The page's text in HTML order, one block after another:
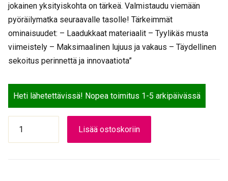
jokainen yksityiskohta on tärkeä. Valmistaudu viemään
pyöräilymatka seuraavalle tasolle! Tärkeimmät
ominaisuudet: – Laadukkaat materiaalit – Tyylikäs musta
viimeistely – Maksimaalinen lujuus ja vakaus – Täydellinen
sekoitus perinnettä ja innovaatiota”
Heti lähetettävissä! Nopea toimitus 1-5 arkipäivässä
FAUBER
määrä
Lisää ostoskoriin